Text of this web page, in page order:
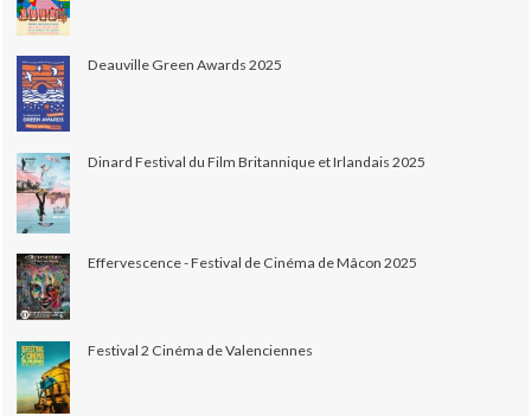
Deauville Green Awards 2025
Dinard Festival du Film Britannique et Irlandais 2025
Effervescence - Festival de Cinéma de Mâcon 2025
Festival 2 Cinéma de Valenciennes